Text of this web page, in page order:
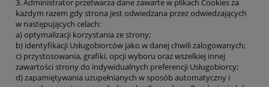
każdym razem gdy strona jest odwiedzana przez odwiedzających
w następujących celach:
a) optymalizacji korzystania ze strony;
b) identyfikacji Usługobiorców jako w danej chwili zalogowanych;
c) przystosowania, grafiki, opcji wyboru oraz wszelkiej innej
zawartości strony do indywidualnych preferencji Usługobiorcy;
d) zapamiętywania uzupełnianych w sposób automatyczny i